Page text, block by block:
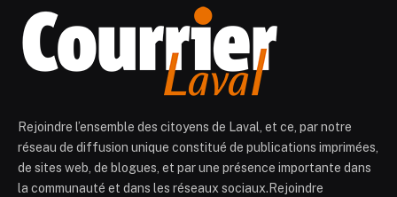
Rejoindre l’ensemble des citoyens de Laval, et ce, par notre
réseau de diffusion unique constitué de publications imprimées,
de sites web, de blogues, et par une présence importante dans
la communauté et dans les réseaux sociaux.Rejoindre